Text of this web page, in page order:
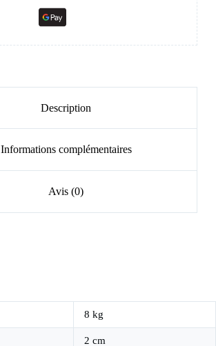
Description
Informations complémentaires
Avis (0)
8 kg
2 cm